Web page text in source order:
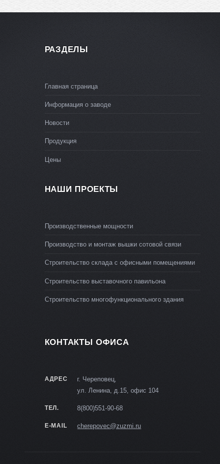
РАЗДЕЛЫ
Главная страница
Информация о заводе
Новости
Продукция
Цены
НАШИ ПРОЕКТЫ
Производственные мощности
Производство и монтаж вышки сотовой связи
Строительство склада с офисными помещениями
Строительство выставочного павильона
Строительство многофункционального здания
КОНТАКТЫ ОФИСА
АДРЕС
г. Череповец,
ул. Ленина, д.15, офис 104
ТЕЛ. 8(800)551-90-68
E-MAIL cherepovec@zuzmi.ru